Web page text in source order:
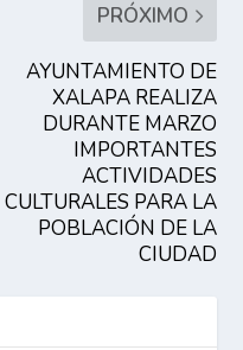
PRÓXIMO
AYUNTAMIENTO DE
XALAPA REALIZA
DURANTE MARZO
IMPORTANTES
ACTIVIDADES
CULTURALES PARA LA
POBLACIÓN DE LA
CIUDAD